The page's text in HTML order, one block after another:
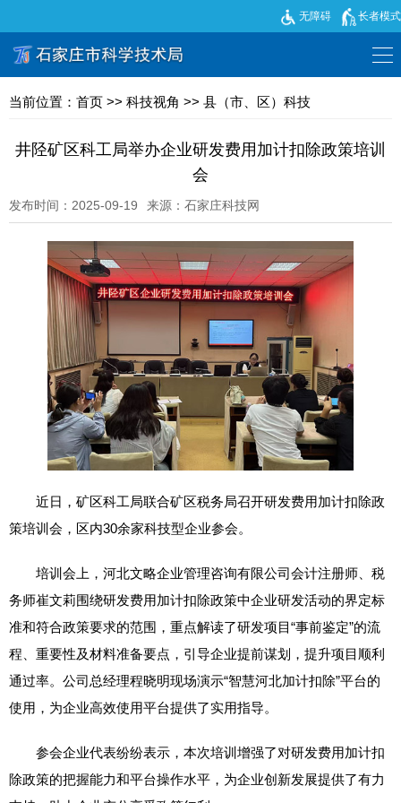
无障碍 长者模式
当前位置： 首页 >> 科技视角 >> 县（市、区）科技
井陉矿区科工局举办企业研发费用加计扣除政策培训
会
发布时间：2025-09-19 来源：石家庄科技网
近日，矿区科工局联合矿区税务局召开研发费用加计扣除政
策培训会，区内30余家科技型企业参会。
培训会上，河北文略企业管理咨询有限公司会计注册师、税
务师崔文莉围绕研发费用加计扣除政策中企业研发活动的界定标
准和符合政策要求的范围，重点解读了研发项目“事前鉴定”的流
程、重要性及材料准备要点，引导企业提前谋划，提升项目顺利
通过率。公司总经理程晓明现场演示“智慧河北加计扣除”平台的
使用，为企业高效使用平台提供了实用指导。
参会企业代表纷纷表示，本次培训增强了对研发费用加计扣
除政策的把握能力和平台操作水平，为企业创新发展提供了有力